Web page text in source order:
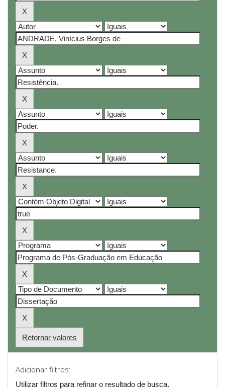
Retornar valores
Adicionar filtros:
Utilizar filtros para refinar o resultado de busca.